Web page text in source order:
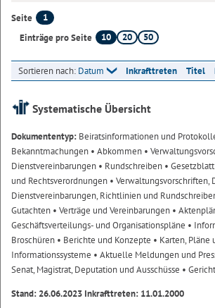
Seite
1
Einträge pro Seite
10 20 50
Sortieren nach: Datum Inkrafttreten Titel
Systematische Übersicht
Dokumententyp: Beiratsinformationen und
Bekanntmachungen • Abkommen •
Dienstvereinbarungen • Rundschreiben • Gesetzblatt
und Rechtsverordnungen • Verwaltungsvorschriften,
Dienstvereinbarungen, Richtlinien und
Gutachten • Verträge und Vereinbarungen •
Geschäftsverteilungs- und Organisationspläne •
Broschüren • Berichte und Konzepte • Karten, Pläne
Informationssysteme • Aktuelle Meldungen und
Senat, Magistrat, Deputation und Ausschüsse •
Stand: 26.06.2023 Inkrafttreten: 11.01.2000